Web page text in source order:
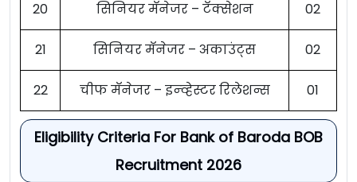
20 सिनियर मॅनेजर – टॅक्सेशन 02
21 सिनियर मॅनेजर – अकाउंट्स 02
22 चीफ मॅनेजर – इन्व्हेस्टर रिलेशन्स 01
Eligibility Criteria For Bank of Baroda BOB
Recruitment 2026